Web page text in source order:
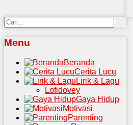
Menu
Beranda
Cerita Lucu
Lirik & Lagu
Lofidovey
Gaya Hidup
Motivasi
Parenting